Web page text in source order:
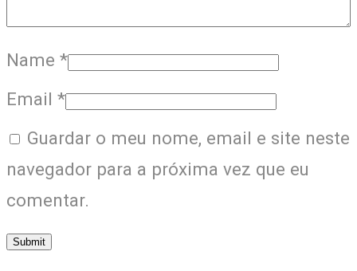
Name *
Email *
Guardar o meu nome, email e site neste
navegador para a próxima vez que eu
comentar.